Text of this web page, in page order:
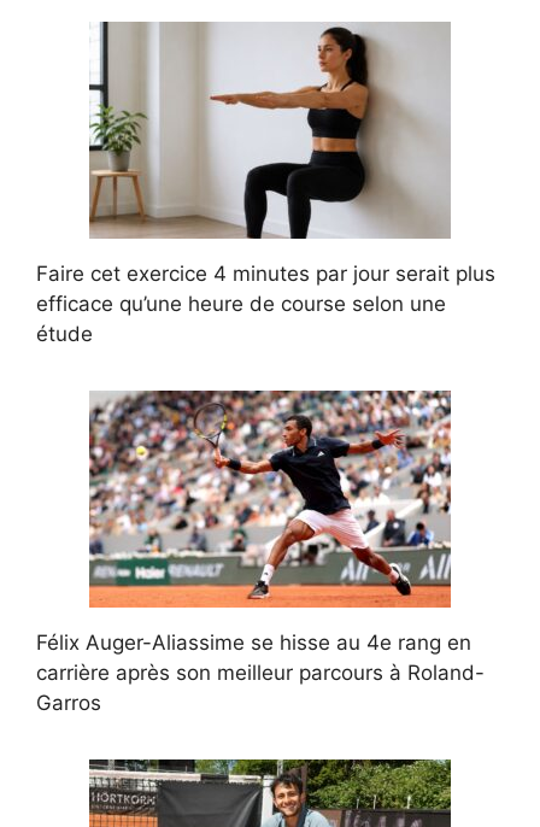
Faire cet exercice 4 minutes par jour serait plus
efficace qu’une heure de course selon une
étude
Félix Auger-Aliassime se hisse au 4e rang en
carrière après son meilleur parcours à Roland-
Garros